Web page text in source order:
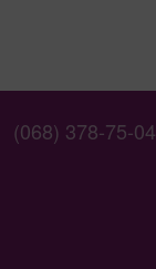
(068) 378-75-04